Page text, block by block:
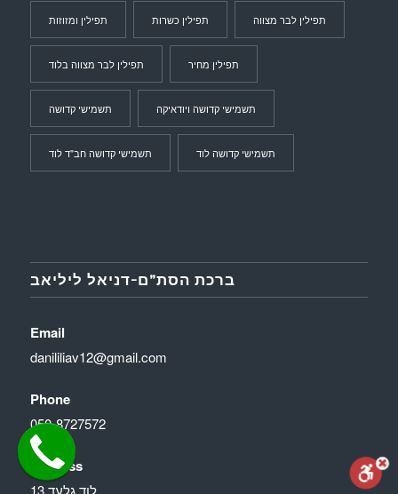
תפילין ומזוזות תפילין כשרות תפילין לבר מצווה
תפילין לבר מצווה בלוד תפילין מחיר
תשמישי קדושה תשמישי קדושה ויודאיקה
תשמישי קדושה חב"ד לוד תשמישי קדושה לוד
ברכת הסת”ם-דניאל ליליאב
Email
danililiav12@gmail.com
Phone
050-8727572
Address
לוד גלעד 13